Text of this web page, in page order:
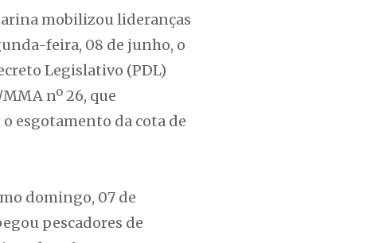
mobilizou lideranças
feira, 08 de junho, o
Legislativo (PDL)
nº 26, que
esgotamento da cota de
domingo, 07 de
pescadores de